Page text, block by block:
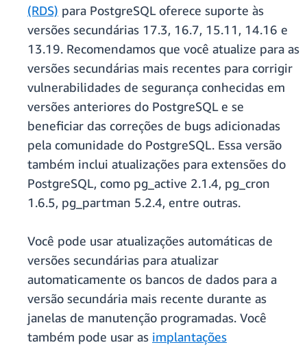
(RDS) para PostgreSQL oferece suporte às
versões secundárias 17.3, 16.7, 15.11, 14.16 e
13.19. Recomendamos que você atualize para as
versões secundárias mais recentes para corrigir
vulnerabilidades de segurança conhecidas em
versões anteriores do PostgreSQL e se
beneficiar das correções de bugs adicionadas
pela comunidade do PostgreSQL. Essa versão
também inclui atualizações para extensões do
PostgreSQL, como pg_active 2.1.4, pg_cron
1.6.5, pg_partman 5.2.4, entre outras.
Você pode usar atualizações automáticas de
versões secundárias para atualizar
automaticamente os bancos de dados para a
versão secundária mais recente durante as
janelas de manutenção programadas. Você
também pode usar as implantações